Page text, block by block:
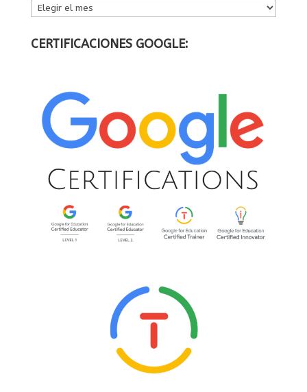
ARCHIVOS
CERTIFICACIONES GOOGLE: